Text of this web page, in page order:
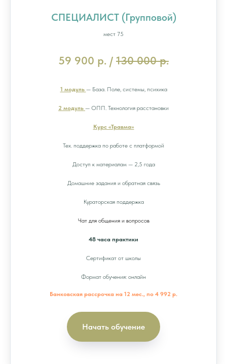
СПЕЦИАЛИСТ (Групповой)
мест 75
59 900 р. / 130 000 р.
1 модуль — База. Поле, системы, психика
2 модуль — ОПП. Технология расстановки
Курс «Травма»
Тех. поддержка по работе с платформой
Доступ к материалам — 2,5 года
Домашние задания и обратная связь
Кураторская поддержка
Чат для общения и вопросов
48 часа практики
Сертификат от школы
Формат обучения: онлайн
Банковская рассрочка на 12 мес., по 4 992 р.
Начать обучение